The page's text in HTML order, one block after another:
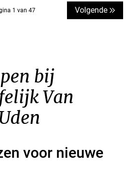
1 van 47 Volgende
bij
Van
voor nieuwe